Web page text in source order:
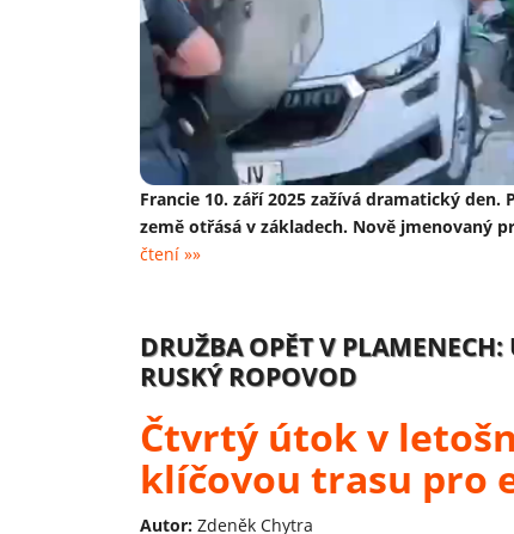
Francie 10. září 2025 zažívá dramatický
země otřásá v základech. Nově jmenovaný
čtení »»
DRUŽBA OPĚT V
RUSKÝ ROPOVOD
Čtvrtý útok v
klíčovou trasu pro
Autor: Zdeněk Chytra